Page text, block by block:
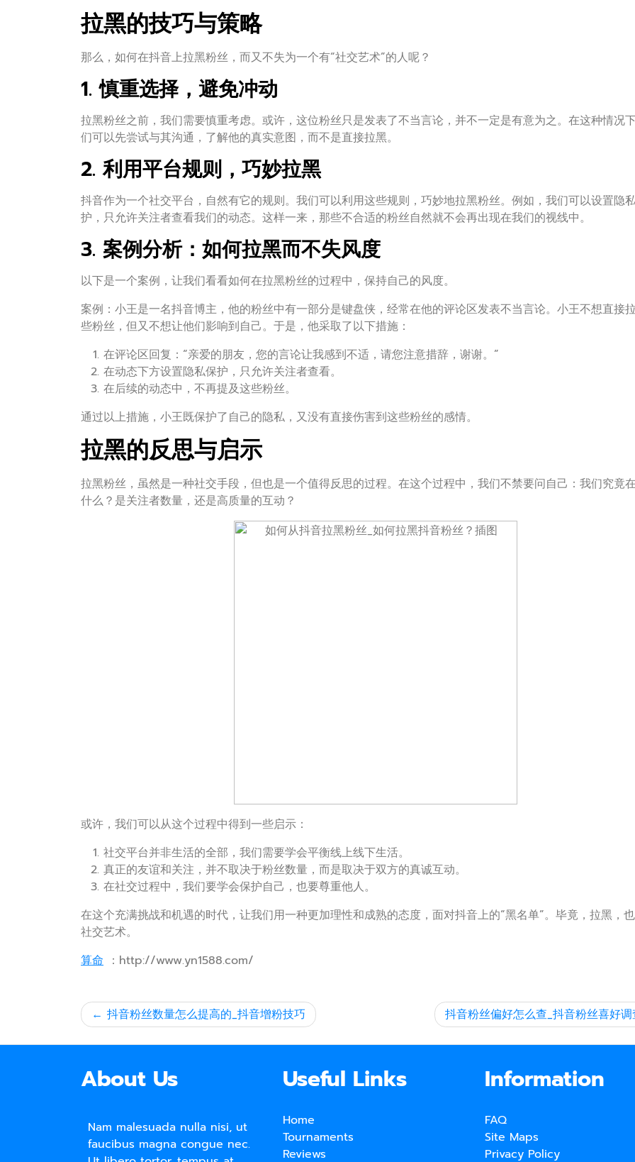
拉黑的技巧与策略
那么，如何在抖音上拉黑粉丝，而又不失为一个有“社交艺术”的人呢？
1. 慎重选择，避免冲动
拉黑粉丝之前，我们需要慎重考虑。或许，这位粉丝只是发表了不当言论，并不一定是有意为之。在这种情况
们可以先尝试与其沟通，了解他的真实意图，而不是直接拉黑。
2. 利用平台规则，巧妙拉黑
抖音作为一个社交平台，自然有它的规则。我们可以利用这些规则，巧妙地拉黑粉丝。例如，我们可以设置隐
护，只允许关注者查看我们的动态。这样一来，那些不合适的粉丝自然就不会再出现在我们的视线中。
3. 案例分析：如何拉黑而不失风度
以下是一个案例，让我们看看如何在拉黑粉丝的过程中，保持自己的风度。
案例：小王是一名抖音博主，他的粉丝中有一部分是键盘侠，经常在他的评论区发表不当言论。小王不想直接
些粉丝，但又不想让他们影响到自己。于是，他采取了以下措施：
在评论区回复：“亲爱的朋友，您的言论让我感到不适，请您注意措辞，谢谢。”
在动态下方设置隐私保护，只允许关注者查看。
在后续的动态中，不再提及这些粉丝。
通过以上措施，小王既保护了自己的隐私，又没有直接伤害到这些粉丝的感情。
拉黑的反思与启示
拉黑粉丝，虽然是一种社交手段，但也是一个值得反思的过程。在这个过程中，我们不禁要问自己：我们究竟
什么？是关注者数量，还是高质量的互动？
或许，我们可以从这个过程中得到一些启示：
社交平台并非生活的全部，我们需要学会平衡线上线下生活。
真正的友谊和关注，并不取决于粉丝数量，而是取决于双方的真诚互动。
在社交过程中，我们要学会保护自己，也要尊重他人。
在这个充满挑战和机遇的时代，让我们用一种更加理性和成熟的态度，面对抖音上的“黑名单”。毕竟，拉黑，
社交艺术。
算命 ：http://www.yn1588.com/
文
章
导
航
抖音粉丝数量怎么提高的_抖音增粉技巧 抖音粉丝偏好怎么查_抖音粉丝喜好调
About Us
Nam malesuada nulla nisi, ut
faucibus magna congue nec.
Useful Links
Home
Tournaments
Reviews
Information
FAQ
Site Maps
Privacy Policy